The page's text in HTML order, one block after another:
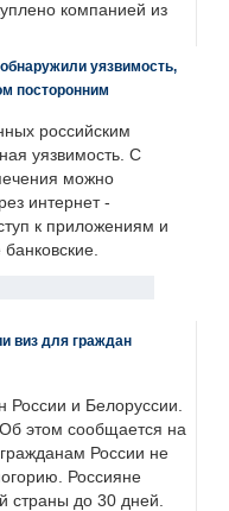
компанией из
уязвимость,
посторонним
российским
уязвимость. С
можно
интернет -
к приложениям и
виз для граждан
России и Белоруссии.
этом сообщается на
России не
Россияне
страны до 30 дней.